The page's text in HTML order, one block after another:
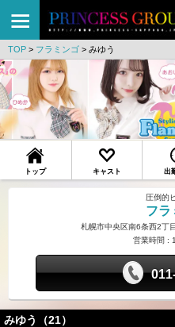
TOP > フラミンゴ > みゆう
トップ キャスト 出
圧倒的
フラ
札幌市中央区南6条西2丁
営業時間 :
みゆう（21）